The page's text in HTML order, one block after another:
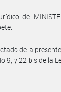
del
de la
9, y 22 bis de la